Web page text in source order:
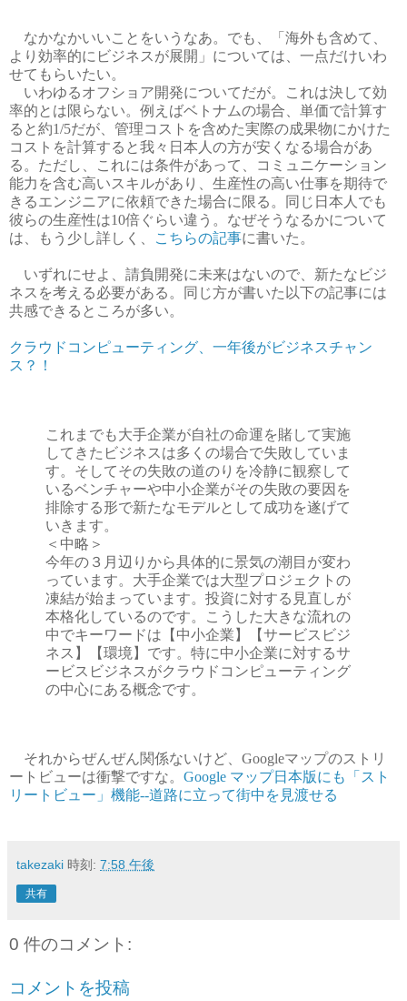
なかなかいいことをいうなあ。でも、「海外も含めて、
より効率的にビジネスが展開」については、一点だけいわ
せてもらいたい。
いわゆるオフショア開発についてだが。これは決して効
率的とは限らない。例えばベトナムの場合、単価で計算す
ると約1/5だが、管理コストを含めた実際の成果物にかけた
コストを計算すると我々日本人の方が安くなる場合があ
る。ただし、これには条件があって、コミュニケーション
能力を含む高いスキルがあり、生産性の高い仕事を期待で
きるエンジニアに依頼できた場合に限る。同じ日本人でも
彼らの生産性は10倍ぐらい違う。なぜそうなるかについて
は、もう少し詳しく、
こちらの記事に書いた。
いずれにせよ、請負開発に未来はないので、新たなビジ
ネスを考える必要がある。同じ方が書いた以下の記事には
共感できるところが多い。
クラウドコンピューティング、一年後がビジネスチャン
ス？！
これまでも大手企業が自社の命運を賭して実施
してきたビジネスは多くの場合で失敗していま
す。そしてその失敗の道のりを冷静に観察して
いるベンチャーや中小企業がその失敗の要因を
排除する形で新たなモデルとして成功を遂げて
いきます。
＜中略＞
今年の３月辺りから具体的に景気の潮目が変わ
っています。大手企業では大型プロジェクトの
凍結が始まっています。投資に対する見直しが
本格化しているのです。こうした大きな流れの
中でキーワードは【中小企業】【サービスビジ
ネス】【環境】です。特に中小企業に対するサ
ービスビジネスがクラウドコンピューティング
の中心にある概念です。
それからぜんぜん関係ないけど、Googleマップのストリ
ートビューは衝撃ですな。 Google マップ日本版にも「スト
リートビュー」機能--道路に立って街中を見渡せる
takezaki 時刻: 7:58 午後
共有
0 件のコメント:
コメントを投稿